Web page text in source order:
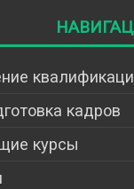
кадров
курсы